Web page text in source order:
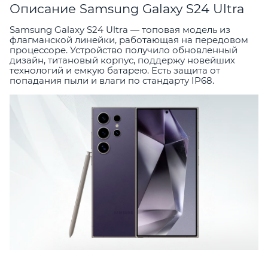
Описание Samsung Galaxy S24 Ultra
Samsung Galaxy S24 Ultra — топовая модель из
флагманской линейки, работающая на передовом
процессоре. Устройство получило обновленный
дизайн, титановый корпус, поддержу новейших
технологий и емкую батарею. Есть защита от
попадания пыли и влаги по стандарту IP68.